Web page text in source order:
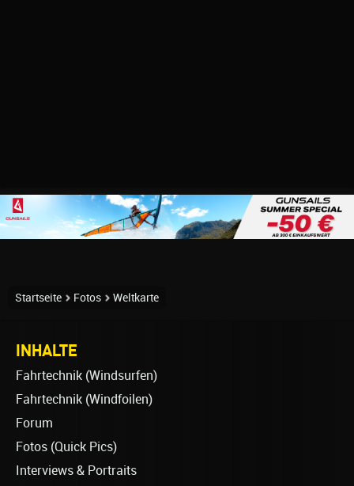
Startseite Fotos Weltkarte
INHALTE
Fahrtechnik (Windsurfen)
Fahrtechnik (Windfoilen)
Forum
Fotos (Quick Pics)
Interviews & Portraits